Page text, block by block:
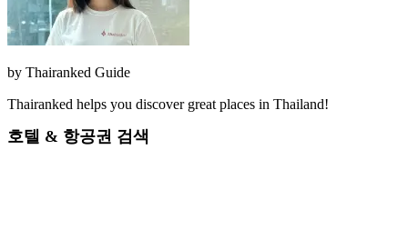
by Thairanked Guide
Thairanked helps you discover great places in Thailand!
호텔 & 항공권 검색